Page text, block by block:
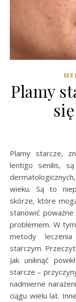
Plamy
Plamy starcze, znane również jako lentigo solaris lub
lentigo senilis,
wieku. Są to
skórze, które
stanowić
problemem. W
metody
starczym.
Jak uniknąć
starcze –
nadmierne
ciągu wielu lat.